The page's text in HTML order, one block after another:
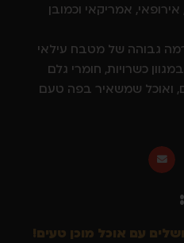
אמריקאי וכמובן
גבוהה של מטבח עילאי
כשרויות, חומרי גלם
ואוכל שמשאיר בפה טעם
עם אוכל מוכן טעים!